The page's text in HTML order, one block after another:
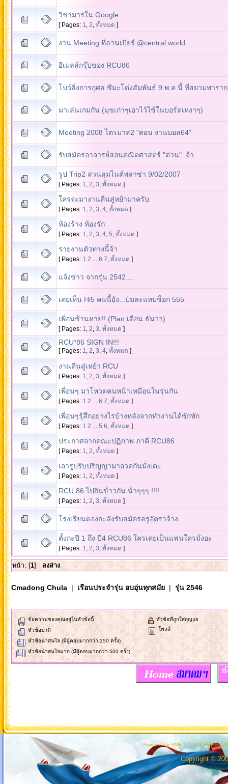
วิชามารใน Google
[ Pages: 1 2 ทั้งหมด ]
งาน Meeting ที่ลานเบียร์ @central world
อีเมลล์กรุ๊ปของ RCU86
โบว์ลิ่งการกุศล ซีมะโด่งสัมพันธ์ 9 พ.ค นี้ ที่สยามพารา
มาเล่นเกมกัน (มุขเก่าๆเอาไว้ใช้ในบอร์ดเหงาๆ)
Meeting 2008 ไตรมาส2 "ตอน งานบอล64"
รับสมัครอาจารย์สอนคณิตศาสตร์ "ด่วน"..จ้า
รูป Trip2 สวนลุมไนต์พลาซ่า 9/02/2007
[ Pages: 1 2 3 ทั้งหมด ]
ใครจะมางานคืนสู่หย้ามาครับ
[ Pages: 1 2 3 4, ทั้งหมด ]
ห้องร้าง ห้องรัก
[ Pages: 1 2 3 4, 5 ทั้งหมด ]
รายงานตัวทางนี้จ้า
[ Pages: 1 2 6 7 ทั้งหมด ]
แจ้งข่าว จากรุ่น 2542....
เคยเห็น Hi5 คนนี้ยัง...ป๋มละแทบช็อก 555
เพิ่อนช้านหาย!! (Plan เดือน ธันวา)
[ Pages: 1 2 3 ทั้งหมด ]
RCU*86 SIGN IN!!!
[ Pages: 1 2 3 4, ทั้งหมด ]
งานคืนสู่เหย้า RCU
[ Pages: 1 2 3 ทั้งหมด ]
เพื่อนๆ มาโหวตคนหน้าเหมือนในรุ่นกัน
[ Pages: 1 2 6 7 ทั้งหมด ]
เพื่อนๆรุ้สึกอย่างไรบ้างหลังจากทำงานได้ซักพัก
[ Pages: 1 2 5 6 ทั้งหมด ]
ประกาศจากคณะปฏิภาพ ภาคี RCU86
[ Pages: 1 2 ทั้งหมด ]
เอารูปรับปริญญามาอวดกันมั่งเดะ
[ Pages: 1 2 ทั้งหมด ]
RCU 86 ไปกินข้าวกัน น้าๆๆๆ !!!!
[ Pages: 1 2 3 ทั้งหมด ]
โรงเรียนตองกะลังรับสมัครครูอัตราจ้าง
ตั้งกะปี 1 ถึง ปี4 RCU86 ใครเคยเป็นแฟนใครมั่งอะ
[ Pages: 1 2 3 ทั้งหมด ]
หน้า: [1]ลงล่าง
Cmadong Chula| เรือนประจำรุ่น อบอุ่นทุกสมัย| รุ่น 2546
ข้อความของคุณอยู่ในหัวข้อนี้
หัวข้อปกติ
หัวข้อน่าสนใจ (มีผู้ตอบมากกว่า 250 ครั้ง)
หัวข้อน่าสนใจมาก (มีผู้ตอบมากกว่า 500 ครั้ง)
หัวข้อที่ถูกใส่กุญแจ
โพลล์
Powered by SMF 1.1.10 | SMF ©
Copyright ©